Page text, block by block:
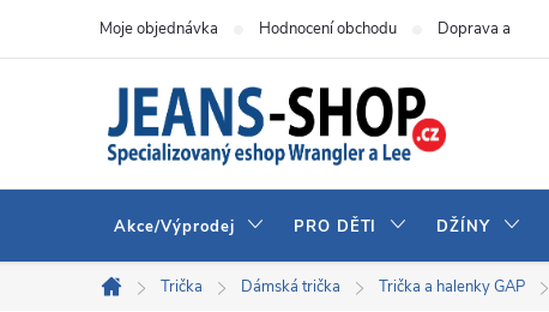
Moje objednávka Hodnocení obchodu Doprava a platba
Akce/Výprodej PRO DĚTI DŽÍNY
Domů
Trička Dámská trička Trička a halenky GAP